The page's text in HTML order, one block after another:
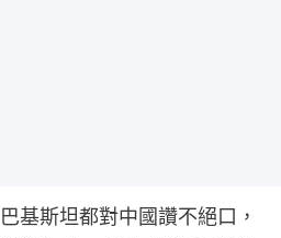
基斯坦都對中國讚不絕口，